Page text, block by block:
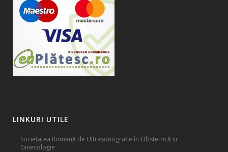
LINKURI UTILE
Societatea Romană de Ultrasonografie în Obstetrică și
Ginecologie